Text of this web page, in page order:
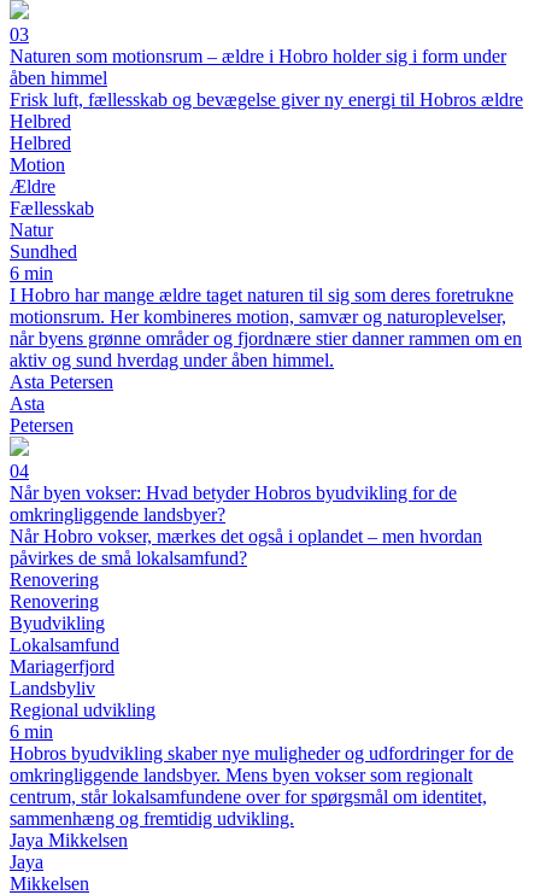
03
Naturen som motionsrum – ældre i Hobro holder sig i form under
åben himmel
Frisk luft, fællesskab og bevægelse giver ny energi til Hobros ældre
Helbred
Helbred
Motion
Ældre
Fællesskab
Natur
Sundhed
6 min
I Hobro har mange ældre taget naturen til sig som deres foretrukne
motionsrum. Her kombineres motion, samvær og naturoplevelser,
når byens grønne områder og fjordnære stier danner rammen om en
aktiv og sund hverdag under åben himmel.
Asta Petersen
Asta
Petersen
04
Når byen vokser: Hvad betyder Hobros byudvikling for de
omkringliggende landsbyer?
Når Hobro vokser, mærkes det også i oplandet – men hvordan
påvirkes de små lokalsamfund?
Renovering
Renovering
Byudvikling
Lokalsamfund
Mariagerfjord
Landsbyliv
Regional udvikling
6 min
Hobros byudvikling skaber nye muligheder og udfordringer for de
omkringliggende landsbyer. Mens byen vokser som regionalt
centrum, står lokalsamfundene over for spørgsmål om identitet,
sammenhæng og fremtidig udvikling.
Jaya Mikkelsen
Jaya
Mikkelsen